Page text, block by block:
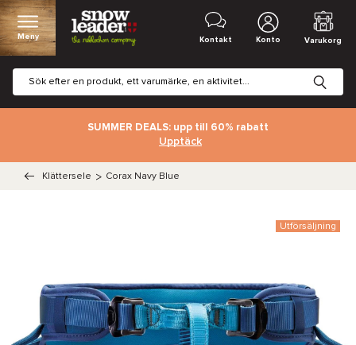
Meny Kontakt Konto Varukorg
SUMMER DEALS: upp till 60% rabatt
Upptäck
Klättersele > Corax Navy Blue
Utförsäljning